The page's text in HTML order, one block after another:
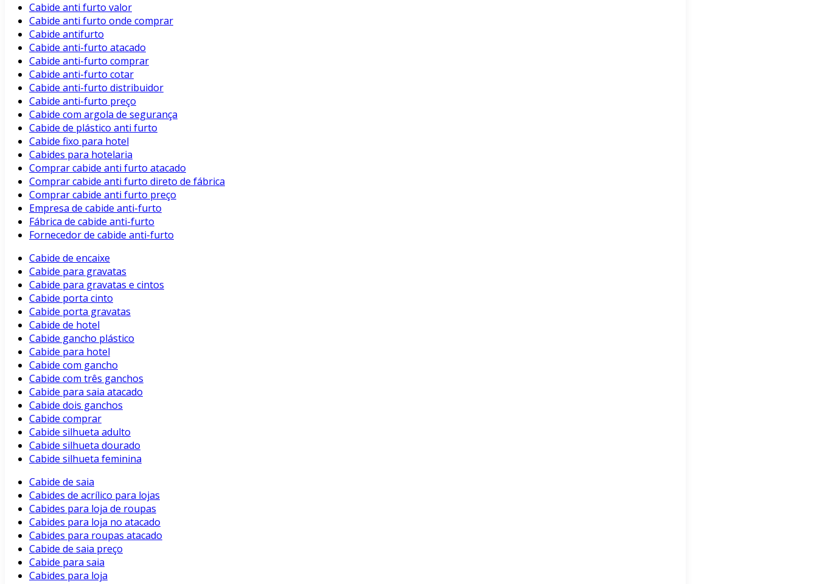
Cabide anti furto valor
Cabide anti furto onde comprar
Cabide antifurto
Cabide anti-furto atacado
Cabide anti-furto comprar
Cabide anti-furto cotar
Cabide anti-furto distribuidor
Cabide anti-furto preço
Cabide com argola de segurança
Cabide de plástico anti furto
Cabide fixo para hotel
Cabides para hotelaria
Comprar cabide anti furto atacado
Comprar cabide anti furto direto de fábrica
Comprar cabide anti furto preço
Empresa de cabide anti-furto
Fábrica de cabide anti-furto
Fornecedor de cabide anti-furto
Cabide de encaixe
Cabide para gravatas
Cabide para gravatas e cintos
Cabide porta cinto
Cabide porta gravatas
Cabide de hotel
Cabide gancho plástico
Cabide para hotel
Cabide com gancho
Cabide com três ganchos
Cabide para saia atacado
Cabide dois ganchos
Cabide comprar
Cabide silhueta adulto
Cabide silhueta dourado
Cabide silhueta feminina
Cabide de saia
Cabides de acrílico para lojas
Cabides para loja de roupas
Cabides para loja no atacado
Cabides para roupas atacado
Cabide de saia preço
Cabide para saia
Cabides para loja